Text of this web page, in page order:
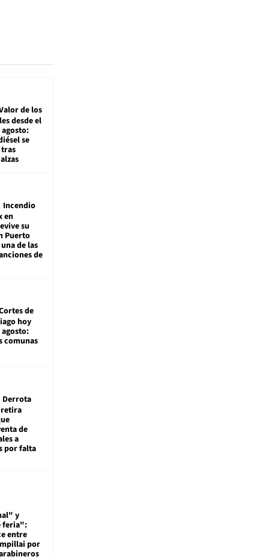
de los
desde el
agosto:
se
Incendio
en
su
Puerto
de las
de
de
hoy
agosto:
comunas
Derrota
de
a
por falta
y
feria":
entre
por